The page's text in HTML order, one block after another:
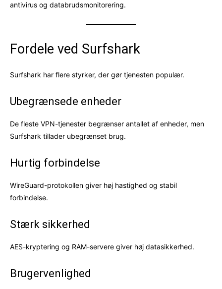
antivirus og databrudsmonitorering.
Fordele ved Surfshark
Surfshark har flere styrker, der gør tjenesten populær.
Ubegrænsede enheder
De fleste VPN-tjenester begrænser antallet af enheder, men
Surfshark tillader ubegrænset brug.
Hurtig forbindelse
WireGuard-protokollen giver høj hastighed og stabil
forbindelse.
Stærk sikkerhed
AES-kryptering og RAM-servere giver høj datasikkerhed.
Brugervenlighed